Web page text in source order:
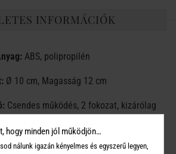
INFORMÁCIÓK
ABS, polipropilén
Ø 10 cm, Magasság 12 cm
Csendes működés, 2 fokozat, kizárólag
hogy minden jól működjön…
nálunk igazán kényelmes és egyszerű legyen,